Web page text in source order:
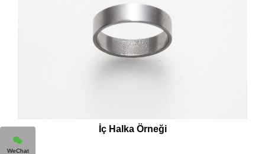
İç Halka Örneği
WeChat